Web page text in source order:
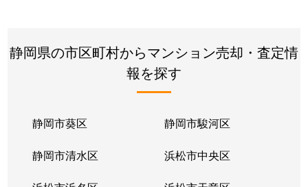
静岡県の市区町村からマンション売却・査定情
報を探す
静岡市葵区 静岡市駿河区
静岡市清水区 浜松市中央区